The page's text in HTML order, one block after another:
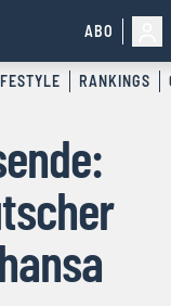
ABO
RANKINGS